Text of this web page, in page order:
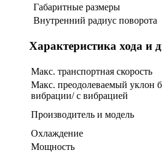
Габаритные размеры
Внутренний радиус поворота
Характеристика хода и
Макс. транспортная скорость
Макс. преодолеваемый уклон
вибрации/ с вибрацией
Производитель и модель
Охлаждение
Мощность